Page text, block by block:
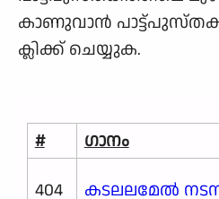
കാണുവാന്‍
ക്ലിക്ക് ചെയ്യുക.
# ഗാനം
404
കടലലമേൽ